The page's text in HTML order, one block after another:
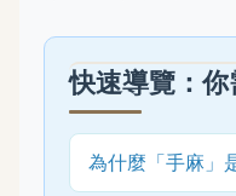
快速導覽：
為什麼「手麻」